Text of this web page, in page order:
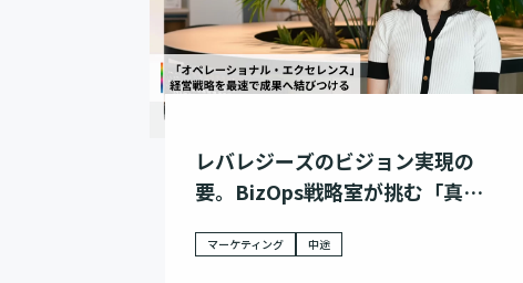
レバレジーズのビジョン実現の
要。BizOps戦略室が挑む「真の
マーケティング 中途